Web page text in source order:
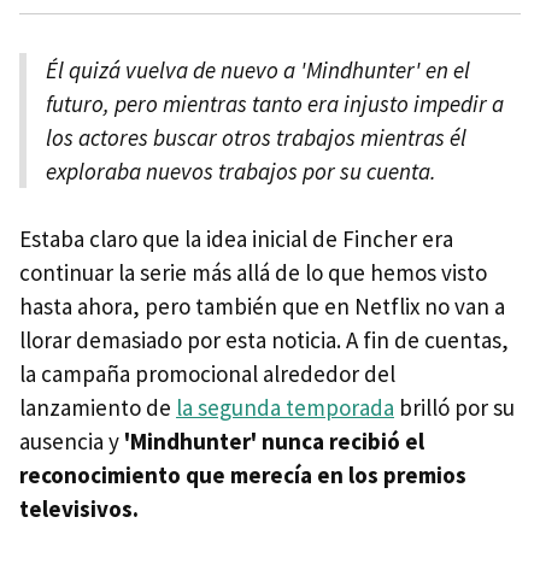
Él quizá vuelva de nuevo a 'Mindhunter' en el
futuro, pero mientras tanto era injusto impedir a
los actores buscar otros trabajos mientras él
exploraba nuevos trabajos por su cuenta.
Estaba claro que la idea inicial de Fincher era
continuar la serie más allá de lo que hemos visto
hasta ahora, pero también que en Netflix no van a
llorar demasiado por esta noticia. A fin de cuentas,
la campaña promocional alrededor del
lanzamiento de la segunda temporada brilló por su
ausencia y 'Mindhunter' nunca recibió el
reconocimiento que merecía en los premios
televisivos.